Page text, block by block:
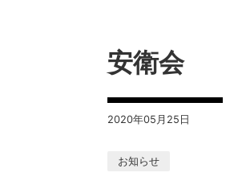
安衛会
2020年05月25日
お知らせ